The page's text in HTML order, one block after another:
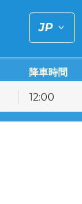
降車時間
12:00